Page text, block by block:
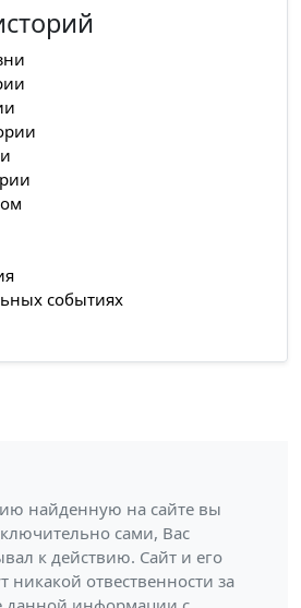
событиях
найденную на сайте вы
сами, Вас
к действию. Сайт и его
никакой отвественности за